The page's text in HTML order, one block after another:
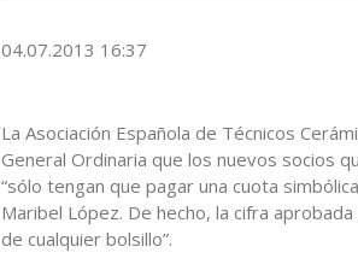
04.07.2013 16:37
La Asociación Española de Técnicos
General Ordinaria que los nuevos socios
“sólo tengan que pagar una cuota
Maribel López. De hecho, la cifra
de cualquier bolsillo”.